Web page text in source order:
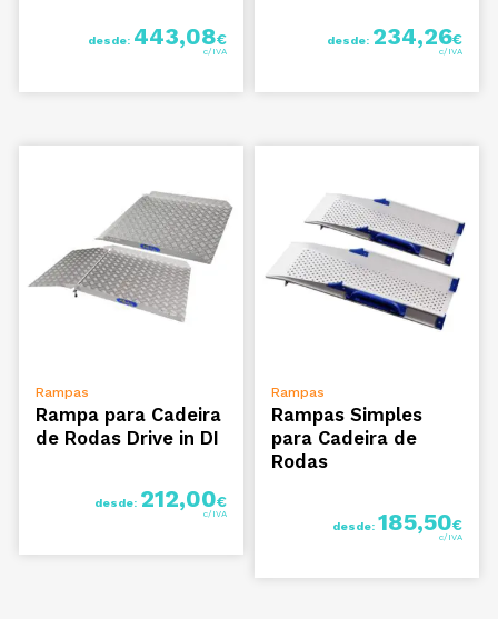
desde: 443,08€ desde: 234,26€
Rampas
Rampa para Cadeira
de Rodas Drive in DI
desde: 212,00€
Rampas
Rampas Simples
para Cadeira de
Rodas
desde: 185,50€